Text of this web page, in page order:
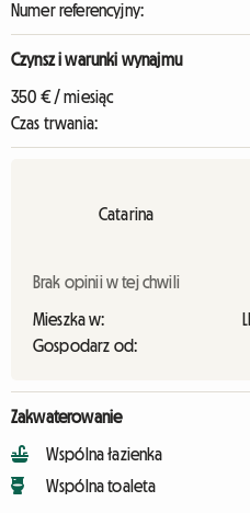
Numer referencyjny:
Czynsz i warunki wynajmu
350 € / miesiąc
Czas trwania:
Catarina
Brak opinii w tej chwili
Mieszka w:
Gospodarz od:
Zakwaterowanie
Wspólna łazienka
Wspólna toaleta